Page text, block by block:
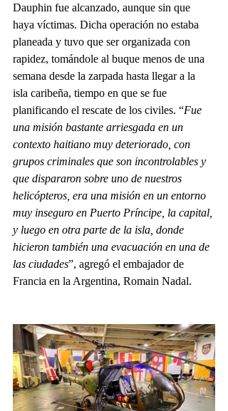
Dauphin fue alcanzado, aunque sin que
haya víctimas. Dicha operación no estaba
planeada y tuvo que ser organizada con
rapidez, tomándole al buque menos de una
semana desde la zarpada hasta llegar a la
isla caribeña, tiempo en que se fue
planificando el rescate de los civiles. “Fue
una misión bastante arriesgada en un
contexto haitiano muy deteriorado, con
grupos criminales que son incontrolables y
que dispararon sobre uno de nuestros
helicópteros, era una misión en un entorno
muy inseguro en Puerto Príncipe, la capital,
y luego en otra parte de la isla, donde
hicieron también una evacuación en una de
las ciudades”, agregó el embajador de
Francia en la Argentina, Romain Nadal.